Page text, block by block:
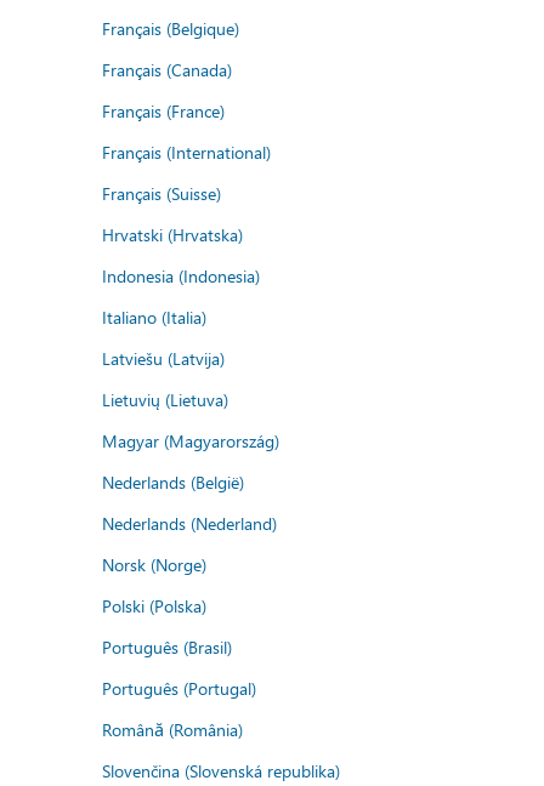
Français (Belgique)
Français (Canada)
Français (France)
Français (International)
Français (Suisse)
Hrvatski (Hrvatska)
Indonesia (Indonesia)
Italiano (Italia)
Latviešu (Latvija)
Lietuvių (Lietuva)
Magyar (Magyarország)
Nederlands (België)
Nederlands (Nederland)
Norsk (Norge)
Polski (Polska)
Português (Brasil)
Português (Portugal)
Română (România)
Slovenčina (Slovenská republika)